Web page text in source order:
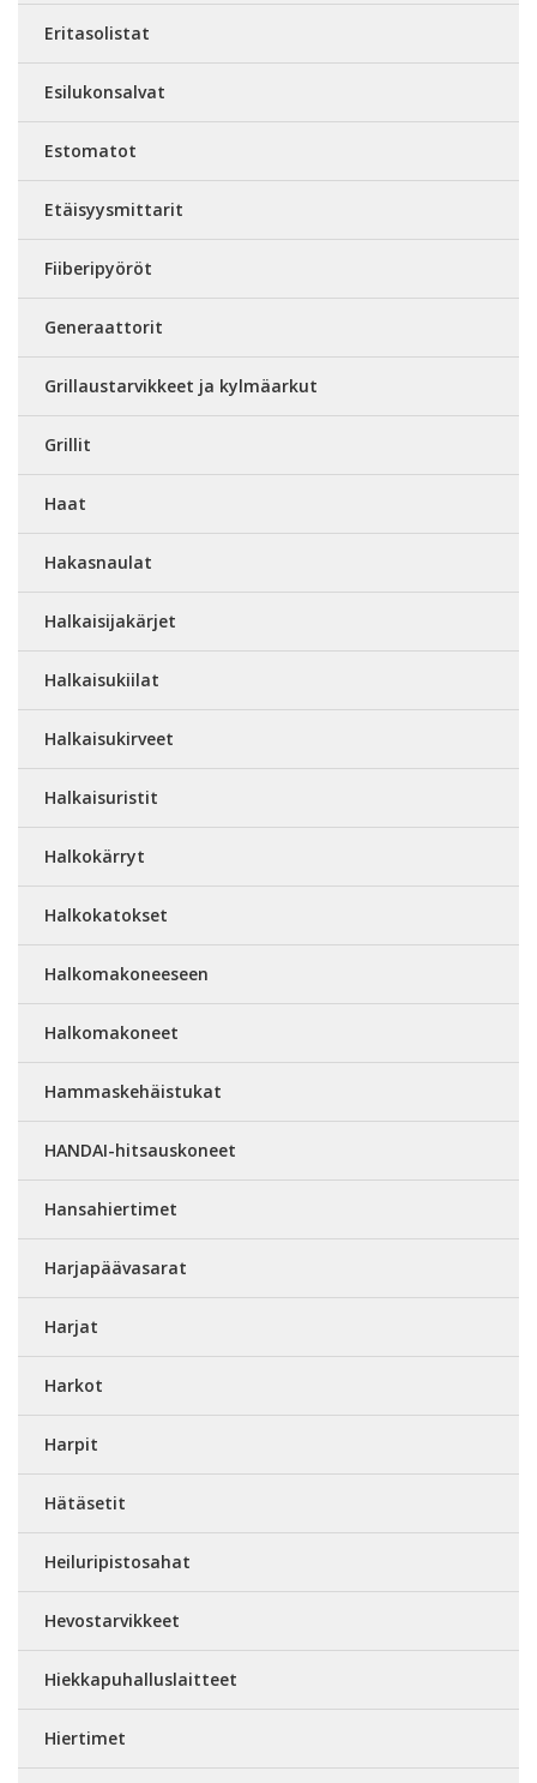
Eritasolistat
Esilukonsalvat
Estomatot
Etäisyysmittarit
Fiiberipyöröt
Generaattorit
Grillaustarvikkeet ja kylmäarkut
Grillit
Haat
Hakasnaulat
Halkaisijakärjet
Halkaisukiilat
Halkaisukirveet
Halkaisuristit
Halkokärryt
Halkokatokset
Halkomakoneeseen
Halkomakoneet
Hammaskehäistukat
HANDAI-hitsauskoneet
Hansahiertimet
Harjapäävasarat
Harjat
Harkot
Harpit
Hätäsetit
Heiluripistosahat
Hevostarvikkeet
Hiekkapuhalluslaitteet
Hiertimet